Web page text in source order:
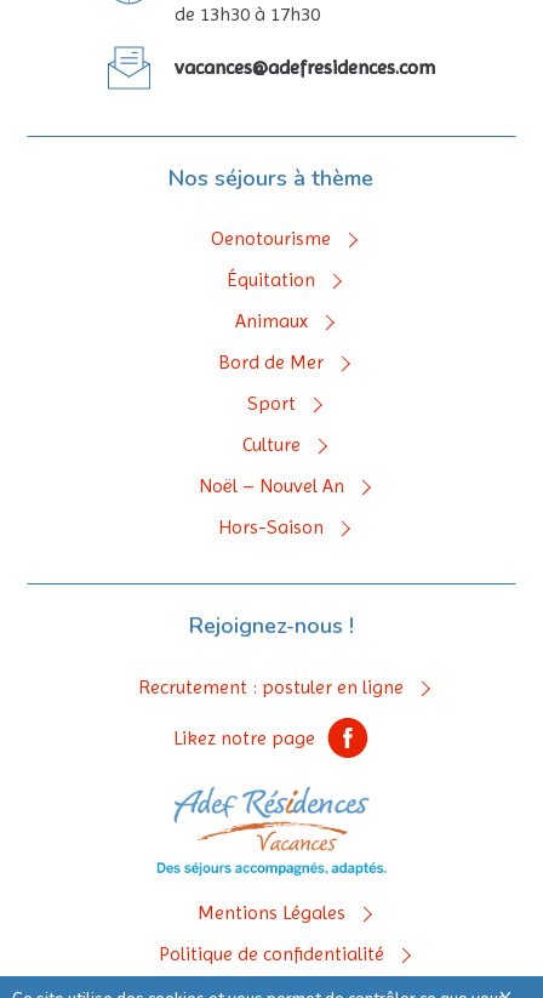
de 13h30 à 17h30
vacances@adefresidences.com
Nos séjours à thème
Oenotourisme
Équitation
Animaux
Bord de Mer
Sport
Culture
Noël – Nouvel An
Hors-Saison
Rejoignez-nous !
Recrutement : postuler en ligne
Likez notre page
Mentions Légales
Politique de confidentialité